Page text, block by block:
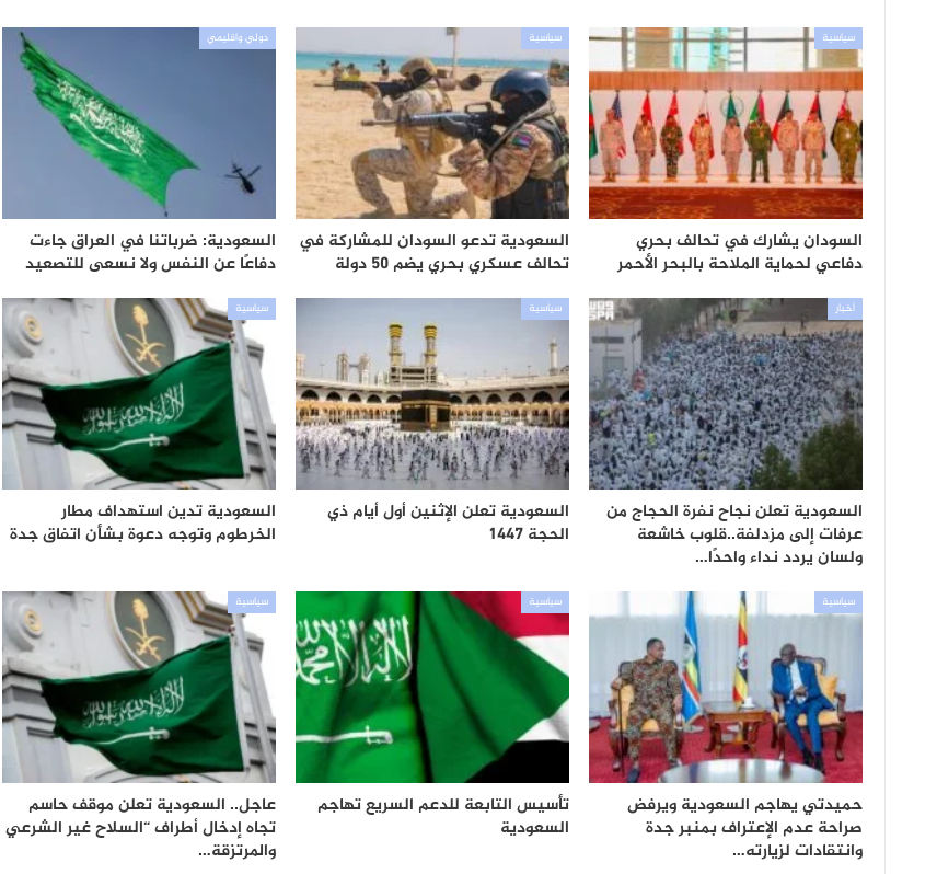
سياسية
السودان يشارك في تحالف بحري
دفاعي لحماية الملاحة بالبحر الأحمر
سياسية
السعودية تدعو السودان للمشاركة في
تحالف عسكري بحري يضم 50 دولة
دولي واقليمي
السعودية: ضرباتنا في العراق جاءت
دفاعًا عن النفس ولا نسعى للتصعيد
أخبار
السعودية تعلن نجاح نفرة الحجاج من
عرفات إلى مزدلفة..قلوب خاشعة
ولسان يردد نداء واحدًا…
سياسية
السعودية تعلن الإثنين أول أيام ذي
الحجة 1447
سياسية
السعودية تدين استهداف مطار
الخرطوم وتوجه دعوة بشأن اتفاق جدة
سياسية
حميدتي يهاجم السعودية ويرفض
صراحة عدم الإعتراف بمنبر جدة
وانتقادات لزيارته…
سياسية
تأسيس التابعة للدعم السريع تهاجم
السعودية
سياسية
عاجل.. السعودية تعلن موقف حاسم
تجاه إدخال أطراف “السلاح غير الشرعي
والمرتزقة…